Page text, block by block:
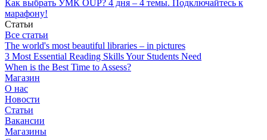
Как выбрать УМК OUP? 4 дня – 4 темы. Подключайтесь к
марафону!
Статьи
Все статьи
The world's most beautiful libraries – in pictures
3 Most Essential Reading Skills Your Students Need
When is the Best Time to Assess?
Магазин
О нас
Новости
Статьи
Вакансии
Магазины